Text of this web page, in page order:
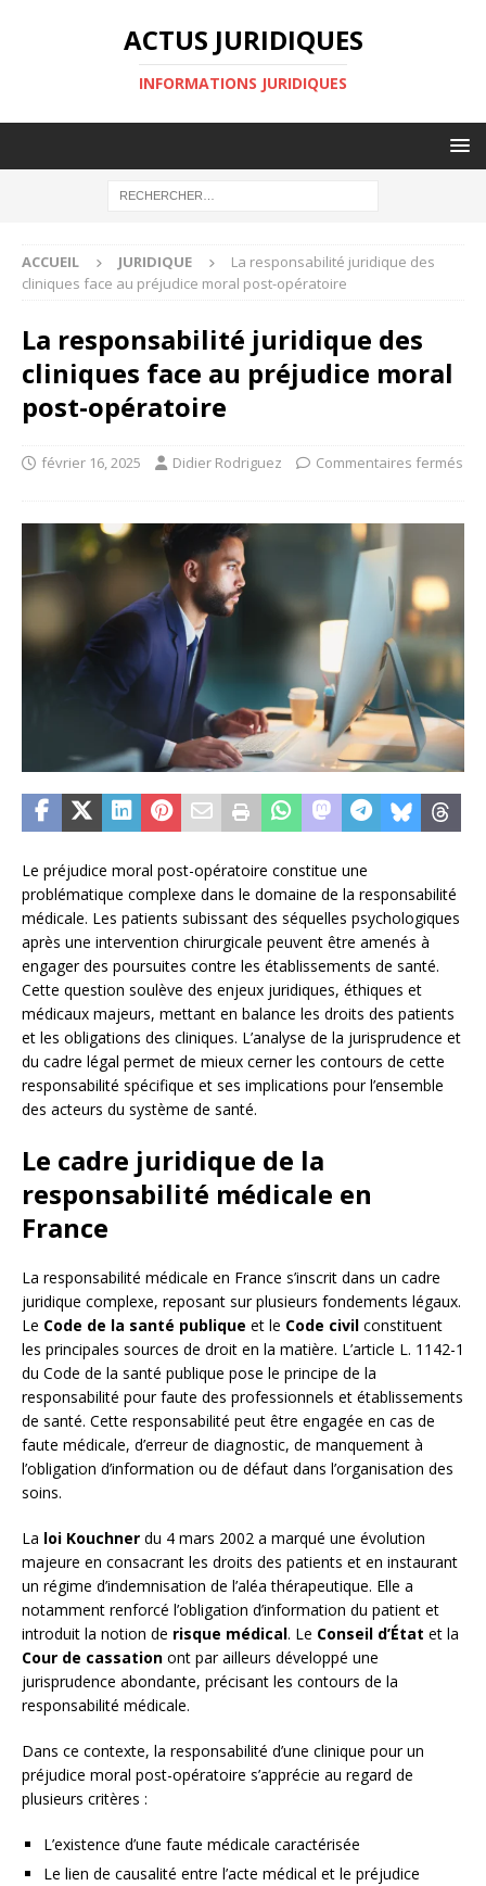
ACTUS JURIDIQUES
INFORMATIONS JURIDIQUES
ACCUEIL JURIDIQUE
La responsabilité juridique des
cliniques face au préjudice moral post-opératoire
La responsabilité juridique des
cliniques face au préjudice moral
post-opératoire
février 16, 2025 Didier Rodriguez Commentaires fermés
Le préjudice moral post-opératoire constitue une
problématique complexe dans le domaine de la responsabilité
médicale. Les patients subissant des séquelles psychologiques
après une intervention chirurgicale peuvent être amenés à
engager des poursuites contre les établissements de santé.
Cette question soulève des enjeux juridiques, éthiques et
médicaux majeurs, mettant en balance les droits des patients
et les obligations des cliniques. L’analyse de la jurisprudence et
du cadre légal permet de mieux cerner les contours de cette
responsabilité spécifique et ses implications pour l’ensemble
des acteurs du système de santé.
Le cadre juridique de la
responsabilité médicale en
France
La responsabilité médicale en France s’inscrit dans un cadre
juridique complexe, reposant sur plusieurs fondements légaux.
Le Code de la santé publique et le Code civil constituent
les principales sources de droit en la matière. L’article L. 1142-1
du Code de la santé publique pose le principe de la
responsabilité pour faute des professionnels et établissements
de santé. Cette responsabilité peut être engagée en cas de
faute médicale, d’erreur de diagnostic, de manquement à
l’obligation d’information ou de défaut dans l’organisation des
soins.
La loi Kouchner du 4 mars 2002 a marqué une évolution
majeure en consacrant les droits des patients et en instaurant
un régime d’indemnisation de l’aléa thérapeutique. Elle a
notamment renforcé l’obligation d’information du patient et
introduit la notion de risque médical. Le Conseil d’État et la
Cour de cassation ont par ailleurs développé une
jurisprudence abondante, précisant les contours de la
responsabilité médicale.
Dans ce contexte, la responsabilité d’une clinique pour un
préjudice moral post-opératoire s’apprécie au regard de
plusieurs critères :
L’existence d’une faute médicale caractérisée
Le lien de causalité entre l’acte médical et le préjudice